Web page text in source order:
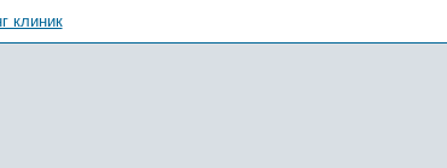
клиник